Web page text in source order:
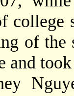
college
of the
and